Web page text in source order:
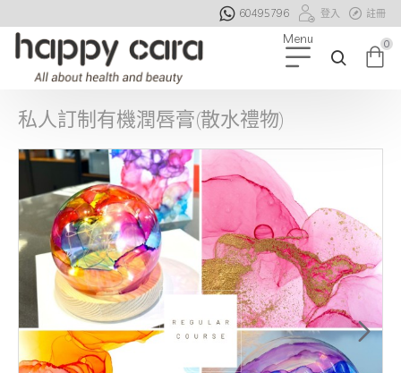
60495796 登入 註冊
0
私人訂制有機潤唇膏(散水禮物)